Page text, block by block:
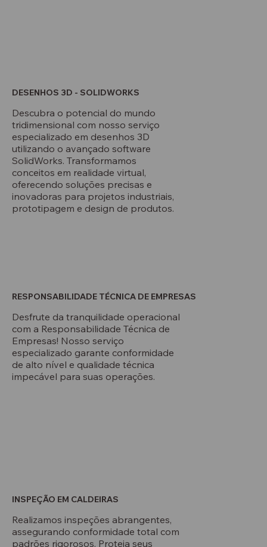
Descubra o potencial do mundo
tridimensional com nosso serviço
especializado em desenhos 3D
utilizando o avançado software
SolidWorks. Transformamos
conceitos em realidade virtual,
oferecendo soluções precisas e
inovadoras para projetos industriais,
prototipagem e design de produtos.
DESENHOS 3D - SOLIDWORKS
Desfrute da tranquilidade operacional
com a Responsabilidade Técnica de
Empresas! Nosso serviço
especializado garante conformidade
de alto nível e qualidade técnica
impecável para suas operações.
RESPONSABILIDADE TÉCNICA DE EMPRESAS
Realizamos inspeções abrangentes,
assegurando conformidade total com
padrões rigorosos. Proteja seus
INSPEÇÃO EM CALDEIRAS